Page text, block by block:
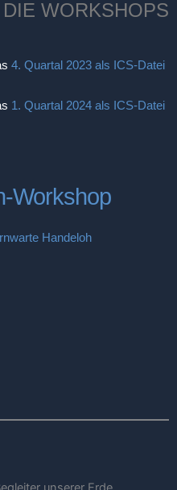
WORKSHOPS
4. Quartal 2023 als ICS-Datei
1. Quartal 2024 als ICS-Datei
Workshop
Handeloh